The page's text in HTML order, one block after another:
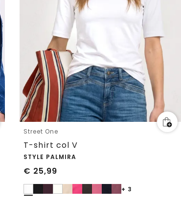
Street One
T-shirt col V
STYLE PALMIRA
€ 25,99
+ 3